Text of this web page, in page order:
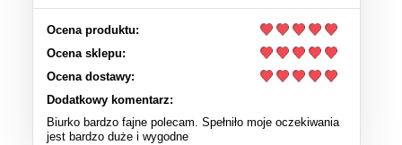
Ocena produktu:
Ocena sklepu:
Ocena dostawy:
Dodatkowy komentarz:
Biurko bardzo fajne polecam. Spełniło moje oczekiwania
jest bardzo duże i wygodne